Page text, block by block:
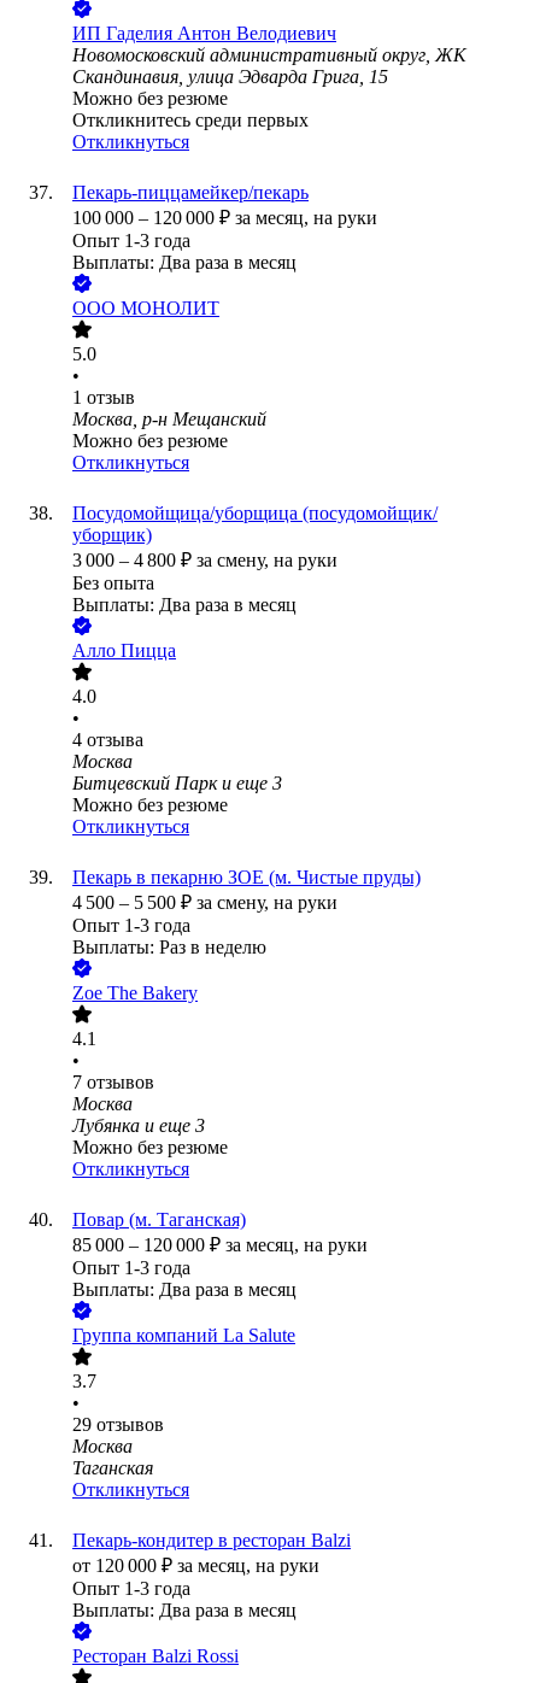
ИП Гаделия Антон Велодиевич
Новомосковский административный округ, ЖК
Скандинавия, улица Эдварда Грига, 15
Можно без резюме
Откликнитесь среди первых
Откликнуться
Пекарь-пиццамейкер/пекарь
100 000 – 120 000 ₽ за месяц, на руки
Опыт 1-3 года
Выплаты: Два раза в месяц
ООО МОНОЛИТ
5.0
•
1 отзыв
Москва, р-н Мещанский
Можно без резюме
Откликнуться
Посудомойщица/уборщица (посудомойщик/
уборщик)
3 000 – 4 800 ₽ за смену, на руки
Без опыта
Выплаты: Два раза в месяц
Алло Пицца
4.0
•
4 отзыва
Москва
Битцевский Парк и еще 3
Можно без резюме
Откликнуться
Пекарь в пекарню ЗОЕ (м. Чистые пруды)
4 500 – 5 500 ₽ за смену, на руки
Опыт 1-3 года
Выплаты: Раз в неделю
Zoe The Bakery
4.1
•
7 отзывов
Москва
Лубянка и еще 3
Можно без резюме
Откликнуться
Повар (м. Таганская)
85 000 – 120 000 ₽ за месяц, на руки
Опыт 1-3 года
Выплаты: Два раза в месяц
Группа компаний La Salute
3.7
•
29 отзывов
Москва
Таганская
Откликнуться
Пекарь-кондитер в ресторан Balzi
от 120 000 ₽ за месяц, на руки
Опыт 1-3 года
Выплаты: Два раза в месяц
Ресторан Balzi Rossi